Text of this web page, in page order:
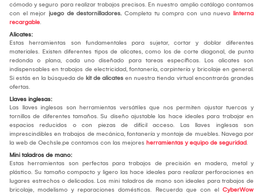
cómodo y seguro para realizar trabajos precisos. En nuestro amplio catálogo contamos
con el mejor juego de destornilladores. Completa tu compra con una nueva linterna
recargable.
Alicates:
Estas herramientas son fundamentales para sujetar, cortar y doblar diferentes
materiales. Existen diferentes tipos de alicates, como los de corte diagonal, de punta
redonda o plana, cada uno diseñado para tareas específicas. Los alicates son
indispensables en trabajos de electricidad, fontanería, carpintería y bricolaje en general.
Si estás en la búsqueda de kit de alicates en nuestra tienda virtual encontrarás grandes
ofertas.
Llaves inglesas:
Las llaves inglesas son herramientas versátiles que nos permiten ajustar tuercas y
tornillos de diferentes tamaños. Su diseño ajustable las hace ideales para trabajar en
espacios reducidos o con piezas de difícil acceso. Las llaves inglesas son
imprescindibles en trabajos de mecánica, fontanería y montaje de muebles. Navega por
la web de Oechsle.pe contamos con las mejores herramientas y equipo de seguridad.
Mini taladros de mano:
Estas herramientas son perfectas para trabajos de precisión en madera, metal y
plástico. Su tamaño compacto y ligero las hace ideales para realizar perforaciones en
lugares estrechos o delicados. Los mini taladros de mano son ideales para trabajos de
bricolaje, modelismo y reparaciones domésticas. Recuerda que con el CyberWow